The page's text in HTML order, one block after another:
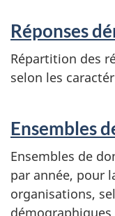
Réponses
Répartition des
selon les
Ensembles
Ensembles de
par année, pour
organisations,
démographiques